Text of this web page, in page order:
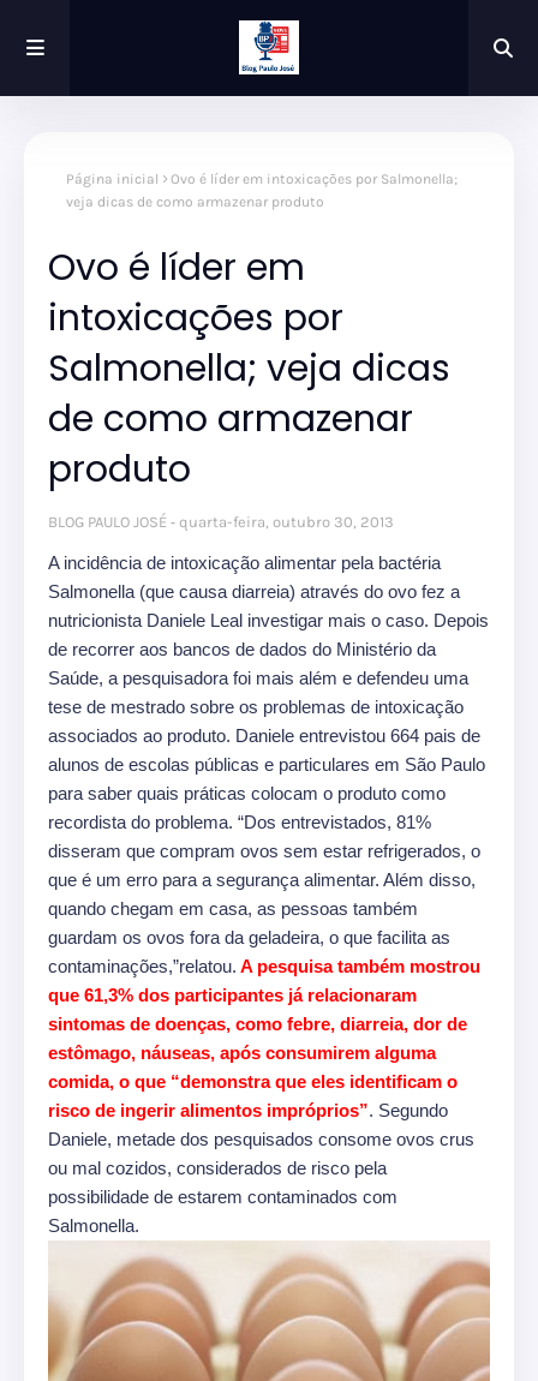
Página inicial
Ovo é líder em intoxicações por Salmonella;
veja dicas de como armazenar produto
Ovo é líder em
intoxicações por
Salmonella; veja dicas
de como armazenar
produto
BLOG PAULO JOSÉ quarta-feira, outubro 30, 2013
A incidência de intoxicação alimentar pela bactéria
Salmonella (que causa diarreia) através do ovo fez a
nutricionista Daniele Leal investigar mais o caso. Depois
de recorrer aos bancos de dados do Ministério da
Saúde, a pesquisadora foi mais além e defendeu uma
tese de mestrado sobre os problemas de intoxicação
associados ao produto. Daniele entrevistou 664 pais de
alunos de escolas públicas e particulares em São Paulo
para saber quais práticas colocam o produto como
recordista do problema. “Dos entrevistados, 81%
disseram que compram ovos sem estar refrigerados, o
que é um erro para a segurança alimentar. Além disso,
quando chegam em casa, as pessoas também
guardam os ovos fora da geladeira, o que facilita as
contaminações,”relatou. A pesquisa também mostrou
que 61,3% dos participantes já relacionaram
sintomas de doenças, como febre, diarreia, dor de
estômago, náuseas, após consumirem alguma
comida, o que “demonstra que eles identificam o
risco de ingerir alimentos impróprios”. Segundo
Daniele, metade dos pesquisados consome ovos crus
ou mal cozidos, considerados de risco pela
possibilidade de estarem contaminados com
Salmonella.